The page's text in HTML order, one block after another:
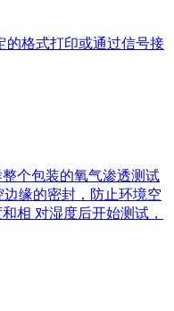
的格式打印或通过信号接
个包装的氧气渗透测试
缘的密封，防止环境空
相 对湿度后开始测试，